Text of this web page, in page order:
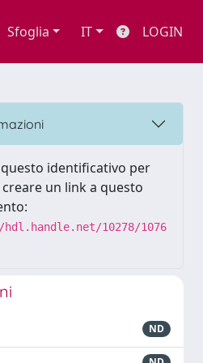
Sfoglia IT LOGIN
identificativo per
un link a questo
10278/1076
ND